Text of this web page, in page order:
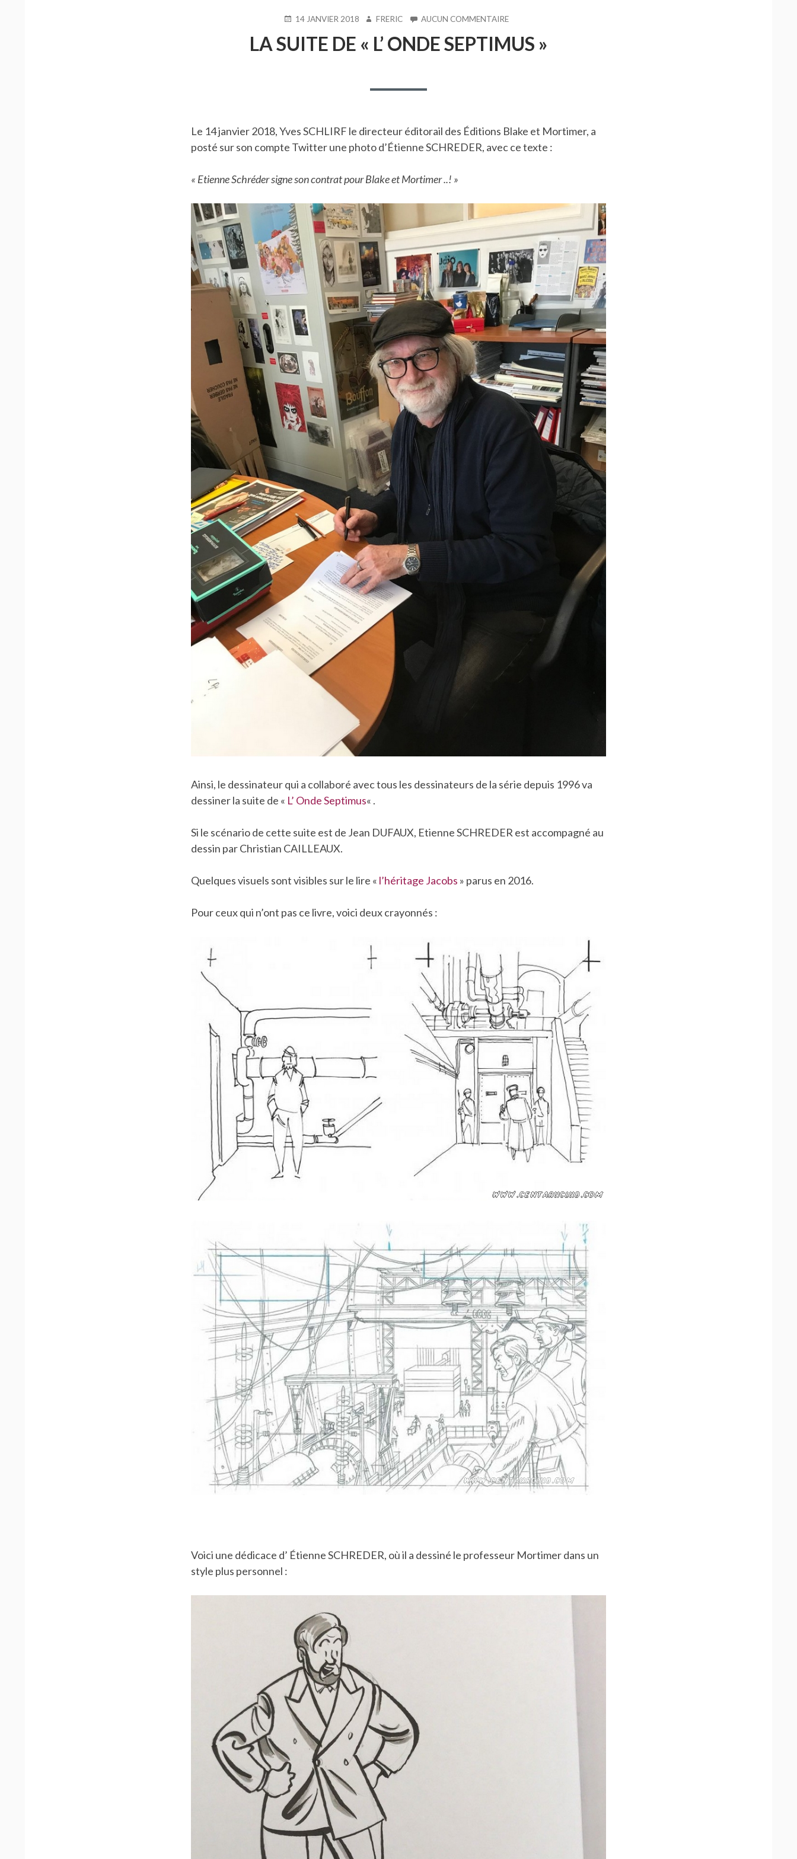
PUBLIÉ14 JANVIER 2018 AUTEUR
FRERIC AUCUN COMMENTAIRESUR
SUITE
DE
LA SUITE DE « L’ ONDE SEPTIMUS »
Le 14 janvier 2018, Yves SCHLIRF le directeur éditorail des Éditions Blake et Mortimer, a
posté sur son compte Twitter une photo d’Étienne SCHREDER, avec ce texte :
« Etienne Schréder signe son contrat pour Blake et Mortimer ..! »
Ainsi, le dessinateur qui a collaboré avec tous les dessinateurs de la série depuis 1996 va
dessiner la suite de « L’ Onde Septimus« .
Si le scénario de cette suite est de Jean DUFAUX, Etienne SCHREDER est accompagné au
dessin par Christian CAILLEAUX.
Quelques visuels sont visibles sur le lire « l’héritage Jacobs » parus en 2016.
Pour ceux qui n’ont pas ce livre, voici deux crayonnés :
Voici une dédicace d’ Étienne SCHREDER, où il a dessiné le professeur Mortimer dans un
style plus personnel :